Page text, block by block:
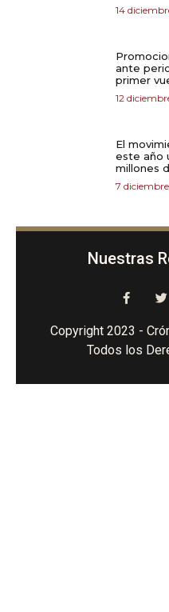
14
ante
primer
12
El
este año
millones
7
Nuestras
Copyright 2023 -
Todos los